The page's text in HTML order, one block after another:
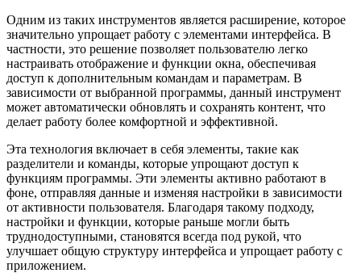
Одним из таких инструментов является расширение, которое
значительно упрощает работу с элементами интерфейса. В
частности, это решение позволяет пользователю легко
настраивать отображение и функции окна, обеспечивая
доступ к дополнительным командам и параметрам. В
зависимости от выбранной программы, данный инструмент
может автоматически обновлять и сохранять контент, что
делает работу более комфортной и эффективной.
Эта технология включает в себя элементы, такие как
разделители и команды, которые упрощают доступ к
функциям программы. Эти элементы активно работают в
фоне, отправляя данные и изменяя настройки в зависимости
от активности пользователя. Благодаря такому подходу,
настройки и функции, которые раньше могли быть
труднодоступными, становятся всегда под рукой, что
улучшает общую структуру интерфейса и упрощает работу с
приложением.